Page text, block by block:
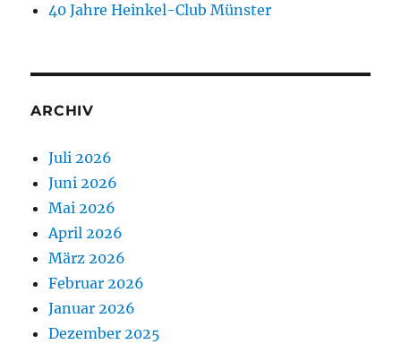
40 Jahre Heinkel-Club Münster
ARCHIV
Juli 2026
Juni 2026
Mai 2026
April 2026
März 2026
Februar 2026
Januar 2026
Dezember 2025